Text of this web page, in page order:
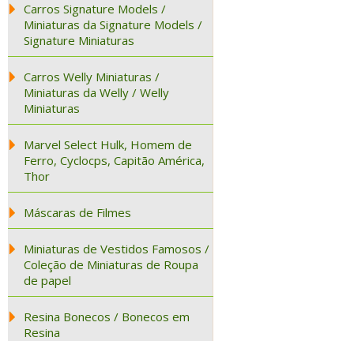
Carros Signature Models /
Miniaturas da Signature Models /
Signature Miniaturas
Carros Welly Miniaturas /
Miniaturas da Welly / Welly
Miniaturas
Marvel Select Hulk, Homem de
Ferro, Cyclocps, Capitão América,
Thor
Máscaras de Filmes
Miniaturas de Vestidos Famosos /
Coleção de Miniaturas de Roupa
de papel
Resina Bonecos / Bonecos em
Resina